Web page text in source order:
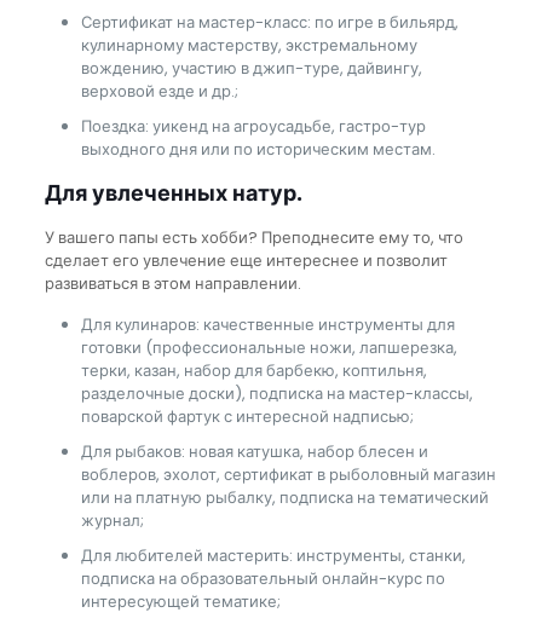
Сертификат на мастер-класс: по игре в бильярд,
кулинарному мастерству, экстремальному
вождению, участию в джип-туре, дайвингу,
верховой езде и др.;
Поездка: уикенд на агроусадьбе, гастро-тур
выходного дня или по историческим местам.
Для увлеченных натур.
У вашего папы есть хобби? Преподнесите ему то, что
сделает его увлечение еще интереснее и позволит
развиваться в этом направлении.
Для кулинаров: качественные инструменты для
готовки (профессиональные ножи, лапшерезка,
терки, казан, набор для барбекю, коптильня,
разделочные доски), подписка на мастер-классы,
поварской фартук с интересной надписью;
Для рыбаков: новая катушка, набор блесен и
воблеров, эхолот, сертификат в рыболовный магазин
или на платную рыбалку, подписка на тематический
журнал;
Для любителей мастерить: инструменты, станки,
подписка на образовательный онлайн-курс по
интересующей тематике;